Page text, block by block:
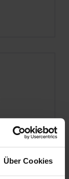
Über Cookies